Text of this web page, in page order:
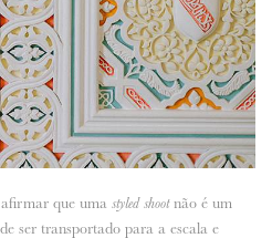
que uma styled shootnão é um
ser transportado para a escala e